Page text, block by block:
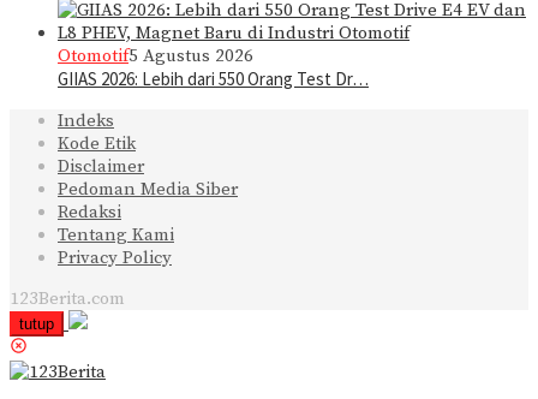
Otomotif5 Agustus 2026
GIIAS 2026: Lebih dari 550 Orang Test Dr…
Indeks
Kode Etik
Disclaimer
Pedoman Media Siber
Redaksi
Tentang Kami
Privacy Policy
123Berita.com
tutup